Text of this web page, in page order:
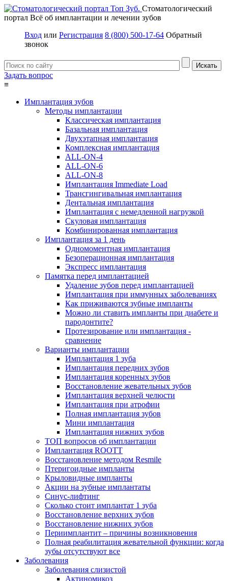
Стоматологический
портал Всё об имплантации и лечении зубов
Вход или Регистрация 8 (800) 500-17-64 Обратный
звонок
Задать вопрос
≡
Имплантация зубов
Методы имплантации
Классическая имплантация
Базальная имплантация
Двухэтапная имплантация
Комплексная имплантация
ALL-ON-4
ALL-ON-6
ALL-ON-8
Имплантация Immediate Load
Трансгингивальная имплантация
Дентальная имплантация
Имплантация с немедленной нагрузкой
Скуловая имплантация
Комбинированная имплантация
Имплантация за 1 день
Одномоментная имплантация
Безоперационная имплантация
Экспресс имплантация
Памятка перед имплантацией
Удаление зубов перед имплантацией
Имплантация при иммунных заболеваниях
Как приживаются зубные импланты
Можно ли ставить импланты при диабете и
пародонтите?
Протезирование или имплантация -
сравнение
Варианты имплантации
Имплантация 1 зуба
Имплантация передних зубов
Имплантация коренных зубов
Восстановление жевательных зубов
Имплантация верхней челюсти
Имплантация при атрофии
Полная имплантация зубов
Мини имплантация
Имплантация нижних зубов
ТОП вопросов об имплантации
Имплантация ROOTT
Восстановление методом Resmile
Птеригоидные импланты
Крыловидные импланты
Акции на зубные имплантаты
Синус-лифтинг
Сколько стоит имплантат 1 зуба
Восстановление верхних зубов
Восстановление нижних зубов
Периимплантит – причины возникновения
Полная реабилитация жевательной функции: когда
зубы отсутствуют все
Заболевания
Заболевания слизистой
Актиномикоз